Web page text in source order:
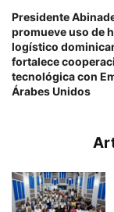
Presidente
promueve uso de
logístico
fortalece
tecnológica con
Árabes Unidos